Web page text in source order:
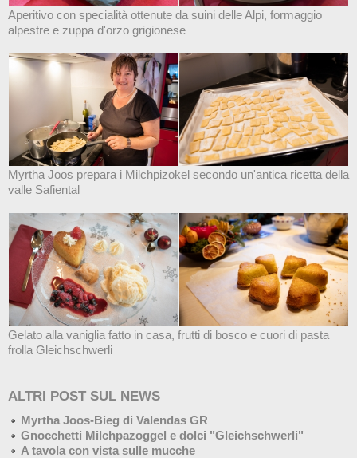
Aperitivo con specialità ottenute da suini delle Alpi, formaggio
alpestre e zuppa d'orzo grigionese
Myrtha Joos prepara i Milchpizokel secondo un'antica ricetta della
valle Safiental
Gelato alla vaniglia fatto in casa, frutti di bosco e cuori di pasta
frolla Gleichschwerli
ALTRI POST SUL NEWS
Myrtha Joos-Bieg di Valendas GR
Gnocchetti Milchpazoggel e dolci "Gleichschwerli"
A tavola con vista sulle mucche